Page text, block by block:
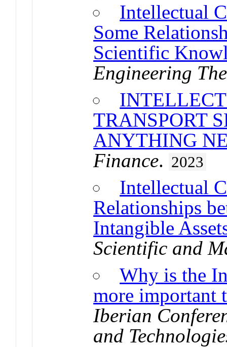
Intellectual
Some
Scientific
Engineering
TRANSPORT
ANYTHING
Finance. 2023
Intellectual
Relationships
Intangible
Scientific and
Why is the
more important
Iberian
and